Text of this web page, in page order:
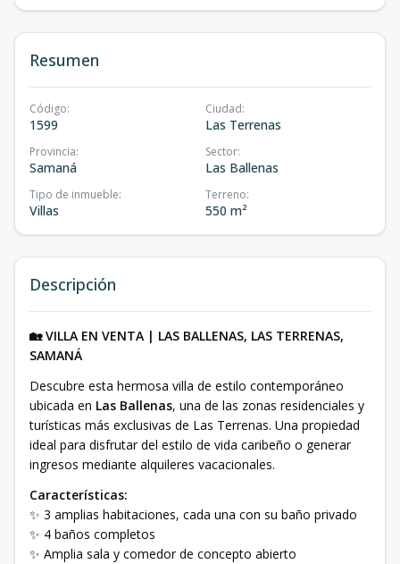
Resumen
Código:
1599
Ciudad:
Las Terrenas
Provincia:
Samaná
Sector:
Las Ballenas
Tipo de inmueble:
Villas
Terreno:
550 m²
Descripción
🏡 VILLA EN VENTA | LAS BALLENAS, LAS TERRENAS,
SAMANÁ
Descubre esta hermosa villa de estilo contemporáneo
ubicada en Las Ballenas, una de las zonas residenciales y
turísticas más exclusivas de Las Terrenas. Una propiedad
ideal para disfrutar del estilo de vida caribeño o generar
ingresos mediante alquileres vacacionales.
Características:
✨ 3 amplias habitaciones, cada una con su baño privado
✨ 4 baños completos
✨ Amplia sala y comedor de concepto abierto